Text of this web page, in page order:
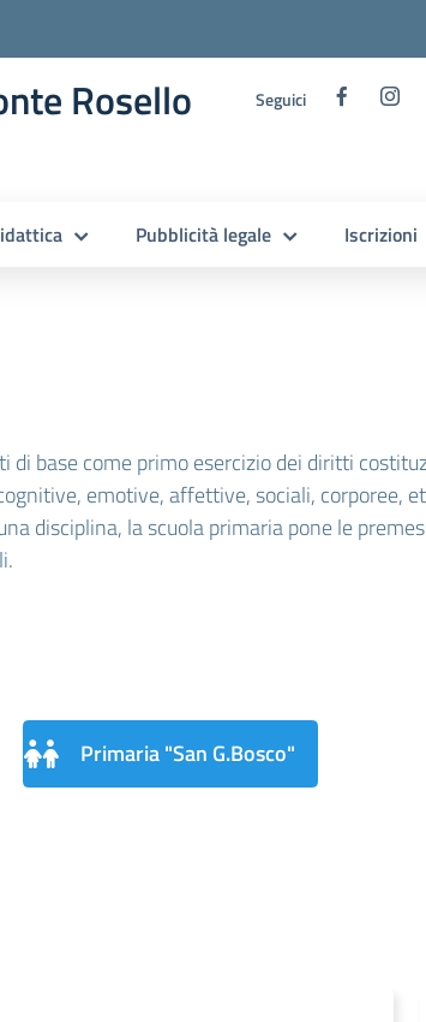
Rosello Seguici
Pubblicità legale Iscrizioni
di base come primo esercizio dei diritti
emotive, affettive, sociali, corporee,
disciplina, la scuola primaria pone le
Primaria "San G.Bosco"